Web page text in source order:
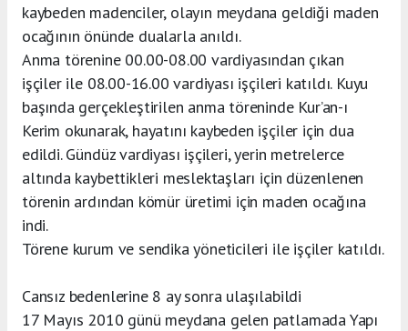
kaybeden madenciler, olayın meydana geldiği maden
ocağının önünde dualarla anıldı.
Anma törenine 00.00-08.00 vardiyasından çıkan
işçiler ile 08.00-16.00 vardiyası işçileri katıldı. Kuyu
başında gerçekleştirilen anma töreninde Kur’an-ı
Kerim okunarak, hayatını kaybeden işçiler için dua
edildi. Gündüz vardiyası işçileri, yerin metrelerce
altında kaybettikleri meslektaşları için düzenlenen
törenin ardından kömür üretimi için maden ocağına
indi.
Törene kurum ve sendika yöneticileri ile işçiler katıldı.
Cansız bedenlerine 8 ay sonra ulaşılabildi
17 Mayıs 2010 günü meydana gelen patlamada Yapı